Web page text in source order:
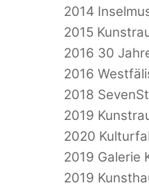
2014
2015
2016 30
2016
2018
2019
2020
2019 Galerie
2019